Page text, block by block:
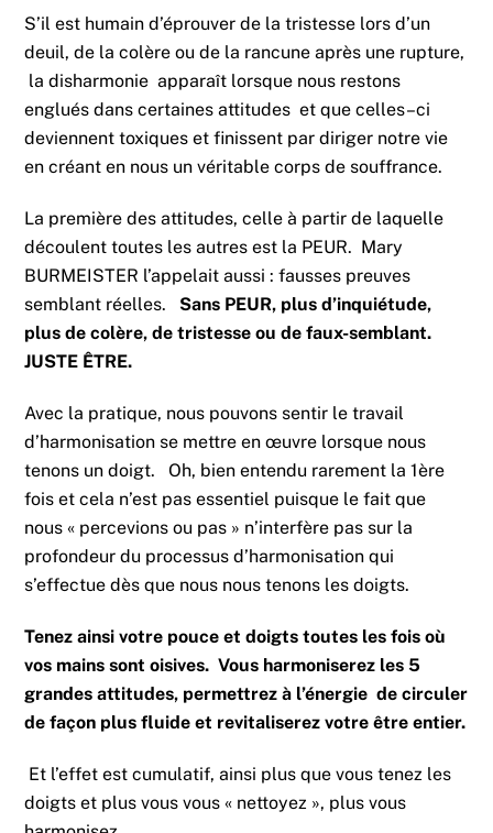
S’il est humain d’éprouver de la tristesse lors d’un
deuil, de la colère ou de la rancune après une rupture,
la disharmonie apparaît lorsque nous restons
englués dans certaines attitudes et que celles–ci
deviennent toxiques et finissent par diriger notre vie
en créant en nous un véritable corps de souffrance.
La première des attitudes, celle à partir de laquelle
découlent toutes les autres est la PEUR. Mary
BURMEISTER l’appelait aussi : fausses preuves
semblant réelles. Sans PEUR, plus d’inquiétude,
plus de colère, de tristesse ou de faux-semblant.
JUSTE ÊTRE.
Avec la pratique, nous pouvons sentir le travail
d’harmonisation se mettre en œuvre lorsque nous
tenons un doigt. Oh, bien entendu rarement la 1ère
fois et cela n’est pas essentiel puisque le fait que
nous « percevions ou pas » n’interfère pas sur la
profondeur du processus d’harmonisation qui
s’effectue dès que nous nous tenons les doigts.
Tenez ainsi votre pouce et doigts toutes les fois où
vos mains sont oisives. Vous harmoniserez les 5
grandes attitudes, permettrez à l’énergie de circuler
de façon plus fluide et revitaliserez votre être entier.
Et l’effet est cumulatif, ainsi plus que vous tenez les
doigts et plus vous vous « nettoyez », plus vous